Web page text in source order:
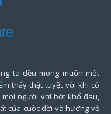
ta đều mong muốn một
thấy thật tuyệt vời khi có
người vơi bớt khổ đau,
của cuộc đời và hướng về